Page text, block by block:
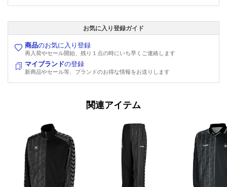
お気に入り登録ガイド
商品のお気に入り登録
再入荷やセール開始、残り１点の時にいち早くご連絡します
マイブランドの登録
新商品やセール等、ブランドのお得な情報をお送りします
関連アイテム